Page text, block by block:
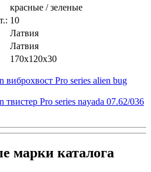
красные / зеленые
10
Латвия
Латвия
170x120x30
Pro series alien bug
Pro series nayada 07.62/036
марки каталога